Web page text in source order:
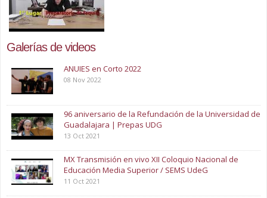
Galerías de videos
ANUIES en Corto 2022
08 Nov 2022
96 aniversario de la Refundación de la Universidad de
Guadalajara | Prepas UDG
13 Oct 2021
MX Transmisión en vivo XII Coloquio Nacional de
Educación Media Superior / SEMS UdeG
11 Oct 2021